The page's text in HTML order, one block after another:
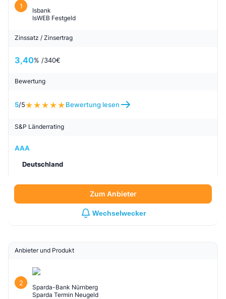
1
Isbank
IsWEB Festgeld
Zinssatz / Zinsertrag
3,40% /340€
Bewertung
5/5 Bewertung lesen
S&P Länderrating
AAA
Deutschland
Zum Anbieter
Wechselwecker
Anbieter und Produkt
2
Sparda-Bank Nürnberg
Sparda Termin Neugeld